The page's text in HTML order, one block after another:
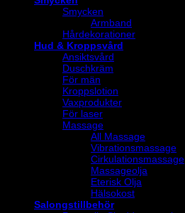
Smycken
Armband
Hårdekorationer
Hud & Kroppsvård
Ansiktsvård
Duschkräm
För män
Kroppslotion
Vaxprodukter
För laser
Massage
All Massage
Vibrationsmassage
Cirkulationsmassage
Massageolja
Eterisk Olja
Hälsokost
Salongstillbehör